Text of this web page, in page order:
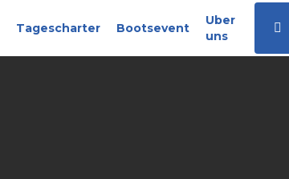
Tagescharter Bootsevent
Uber
uns